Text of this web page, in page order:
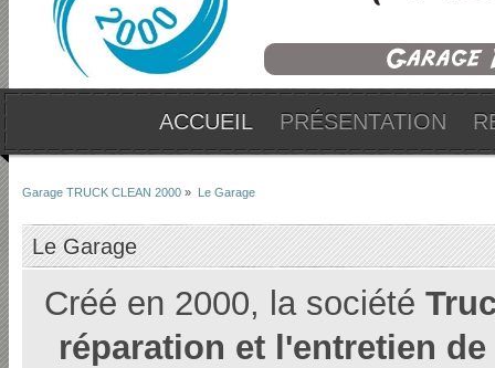
ACCUEIL PRÉSENTATION
Garage TRUCK CLEAN 2000 » Le Garage
Le Garage
Créé en 2000, la société
réparation et l'entretien